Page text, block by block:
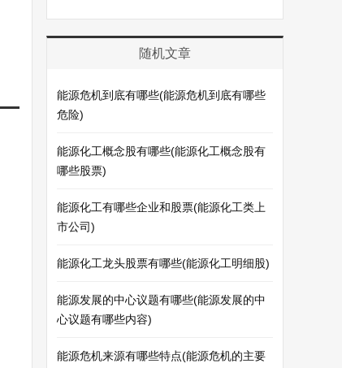
随机文章
能源危机到底有哪些(能源危机到底有哪些
危险)
能源化工概念股有哪些(能源化工概念股有
哪些股票)
能源化工有哪些企业和股票(能源化工类上
市公司)
能源化工龙头股票有哪些(能源化工明细股)
能源发展的中心议题有哪些(能源发展的中
心议题有哪些内容)
能源危机来源有哪些特点(能源危机的主要